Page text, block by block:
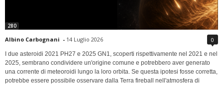
280
Albino Carbognani - 14 Luglio 2026 0
I due asteroidi 2021 PH27 e 2025 GN1, scoperti rispettivamente nel 2021 e nel
2025, sembrano condividere un'origine comune e potrebbero aver generato
una corrente di meteoroidi lungo la loro orbita. Se questa ipotesi fosse corretta,
potrebbe essere possibile osservare dalla Terra fireball nell'atmosfera di